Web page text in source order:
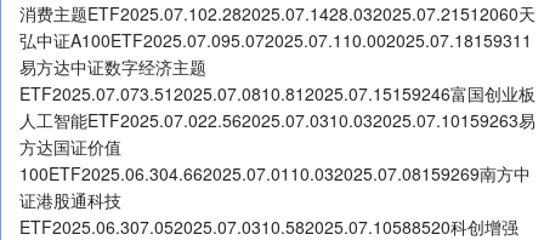
消费主题ETF2025.07.102.282025.07.1428.032025.07.21512060天
弘中证A100ETF2025.07.095.072025.07.110.002025.07.18159311
易方达中证数字经济主题
ETF2025.07.073.512025.07.0810.812025.07.15159246富国创业板
人工智能ETF2025.07.022.562025.07.0310.032025.07.10159263易
方达国证价值
100ETF2025.06.304.662025.07.0110.032025.07.08159269南方中
证港股通科技
ETF2025.06.307.052025.07.0310.582025.07.10588520科创增强